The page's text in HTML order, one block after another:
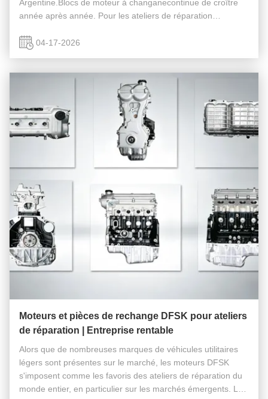
Argentine.Blocs de moteur à changanecontinue de croître
année après année. Pour les ateliers de réparation
d'Amérique latine, ...
04-17-2026
Moteurs et pièces de rechange DFSK pour ateliers
de réparation | Entreprise rentable
Alors que de nombreuses marques de véhicules utilitaires
légers sont présentes sur le marché, les moteurs DFSK
s'imposent comme les favoris des ateliers de réparation du
monde entier, en particulier sur les marchés émergents. La